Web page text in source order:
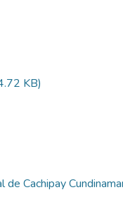
KB)
de Cachipay